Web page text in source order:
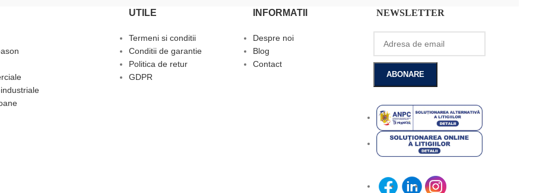
UTILE
Termeni si conditii
Conditii de garantie
Politica de retur
GDPR
INFORMATII
Despre noi
Blog
Contact
NEWSLETTER